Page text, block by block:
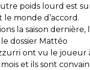
poids lourd est
monde d’accord.
la saison dernière,
dossier Mattéo
ont vu le joueur
et ils sont